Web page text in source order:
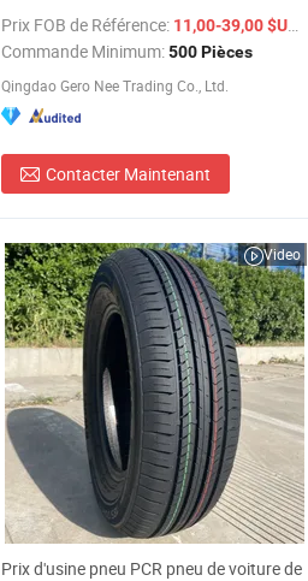
en gros pour pneus de passagers
195/65r15 205/55r16 Prix pas cher
Pneus
Prix FOB de Référence: 11,00-39,00 $US
Commande Minimum:500 Pièces
Qingdao Gero Nee Trading Co., Ltd.
Contacter Maintenant
Video
Prix d'usine pneu PCR pneu de voiture de